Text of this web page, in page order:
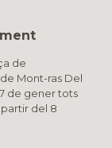
de
Mont-ras Del
de gener tots
partir del 8